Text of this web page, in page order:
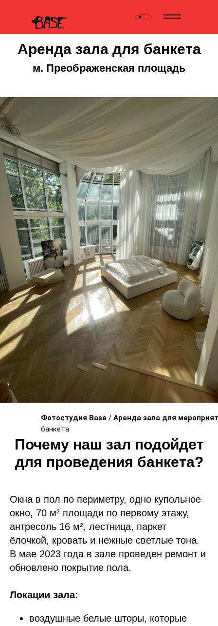
Аренда зала для банкета
м. Преображенская площадь
Фотостудия Base / Аренда зала для
банкета
Почему наш зал подойдет
для проведения банкета?
Окна в пол по периметру, одно купольное
окно, 70 м² площади по первому этажу,
антресоль 16 м², лестница, паркет
ёлочкой, кровать и нежные светлые тона.
В мае 2023 года в зале проведен ремонт и
обновлено покрытие пола.
Локации зала:
воздушные белые шторы, которые